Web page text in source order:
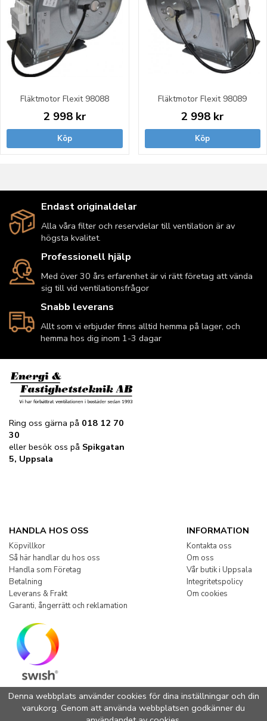
Fläktmotor Flexit 98088
2 998 kr
Köp
Fläktmotor Flexit 98089
2 998 kr
Köp
Endast originaldelar
Alla våra filter och reservdelar till ventilation är av
högsta kvalitet.
Professionell hjälp
Med över 30 års erfarenhet är vi rätt företag att vända
sig till vid ventilationsfrågor
Snabb leverans
Allt som vi erbjuder finns alltid hemma på lager, och
hemma hos dig inom 1-3 dagar
Ring oss gärna på 018 12 70
30
eller besök oss på Spikgatan
5, Uppsala
HANDLA HOS OSS
Köpvillkor
Så här handlar du hos oss
Handla som Företag
Betalning
Leverans & Frakt
Garanti, ångerrätt och reklamation
INFORMATION
Kontakta oss
Om oss
Vår butik i Uppsala
Integritetspolicy
Om cookies
Denna webbplats använder cookies för dina inställningar och din
varukorg. Genom att använda webbplatsen godkänner du